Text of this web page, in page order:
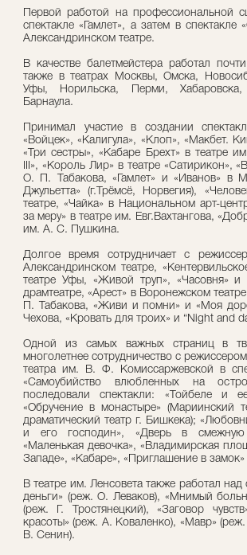
Первой работой на профессиональной
спектакле «Гамлет», а затем в
Александринском театре.
В качестве балетмейстера работал
также в театрах Москвы, Омска,
Уфы, Норильска, Перми, Хабаровска,
Барнаула.
Принимал участие в создании
«Войцек», «Калигула», «Клоп», «Макбет.
«Три сестры», «Кабаре Брехт» в театре
III», «Король Лир» в театре «Сатирикон»,
О. П. Табакова, «Гамлет» и «Иванов»
Джульетта» (г.Трёмсё, Норвегия),
театре, «Чайка» в Национальном арт-
за меру» в театре им. Евг.Вахтангова,
им. А. С. Пушкина.
Долгое время сотрудничает с
Александринском театре,
театре Уфы, «Живой труп», «Часовня»
драмтеатре, «Арест» в Воронежском
П. Табакова, «Живи и помни» и «Моя
Чехова, «Кровать для троих» и “Night and
Одной из самых важных страниц в
многолетнее сотрудничество с
театра им. В. Ф. Комиссаржевской в
«Самоубийство влюбленных на
последовали спектакли: «Тойбеле и
«Обручение в монастыре» (Мариинский
драматический театр г. Бишкека);
и его господин», «Дверь в смежную
«Маленькая девочка», «Владимирская
Западе», «Кабаре», «Приглашение в
В театре им. Ленсовета также работал
деньги» (реж. О. Леваков), «Мнимый
(реж. Г. Тростянецкий), «Заговор
красоты» (реж. А. Коваленко), «Мавр»
В. Сенин).